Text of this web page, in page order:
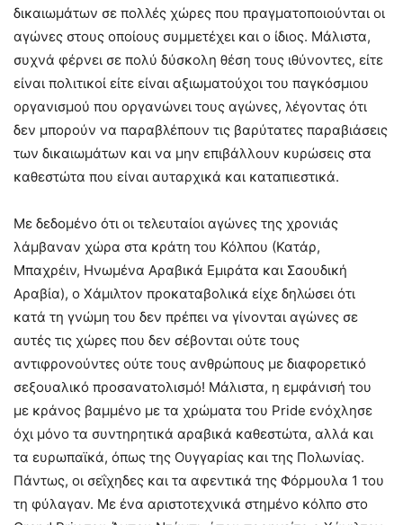
δικαιωμάτων σε πολλές χώρες που πραγματοποιούνται οι
αγώνες στους οποίους συμμετέχει και ο ίδιος. Μάλιστα,
συχνά φέρνει σε πολύ δύσκολη θέση τους ιθύνοντες, είτε
είναι πολιτικοί είτε είναι αξιωματούχοι του παγκόσμιου
οργανισμού που οργανώνει τους αγώνες, λέγοντας ότι
δεν μπορούν να παραβλέπουν τις βαρύτατες παραβιάσεις
των δικαιωμάτων και να μην επιβάλλουν κυρώσεις στα
καθεστώτα που είναι αυταρχικά και καταπιεστικά.
Με δεδομένο ότι οι τελευταίοι αγώνες της χρονιάς
λάμβαναν χώρα στα κράτη του Κόλπου (Κατάρ,
Μπαχρέιν, Ηνωμένα Αραβικά Εμιράτα και Σαουδική
Αραβία), ο Χάμιλτον προκαταβολικά είχε δηλώσει ότι
κατά τη γνώμη του δεν πρέπει να γίνονται αγώνες σε
αυτές τις χώρες που δεν σέβονται ούτε τους
αντιφρονούντες ούτε τους ανθρώπους με διαφορετικό
σεξουαλικό προσανατολισμό! Μάλιστα, η εμφάνισή του
με κράνος βαμμένο με τα χρώματα του Pride ενόχλησε
όχι μόνο τα συντηρητικά αραβικά καθεστώτα, αλλά και
τα ευρωπαϊκά, όπως της Ουγγαρίας και της Πολωνίας.
Πάντως, οι σεΐχηδες και τα αφεντικά της Φόρμουλα 1 του
τη φύλαγαν. Με ένα αριστοτεχνικά στημένο κόλπο στο